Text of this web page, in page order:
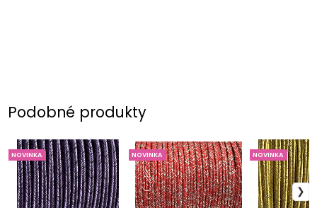
Podobné produkty
NOVINKA NOVINKA NOVINKA